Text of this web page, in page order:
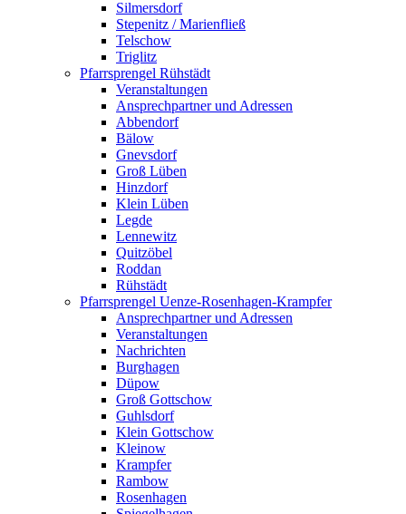
Silmersdorf
Stepenitz / Marienfließ
Telschow
Triglitz
Pfarrsprengel Rühstädt
Veranstaltungen
Ansprechpartner und Adressen
Abbendorf
Bälow
Gnevsdorf
Groß Lüben
Hinzdorf
Klein Lüben
Legde
Lennewitz
Quitzöbel
Roddan
Rühstädt
Pfarrsprengel Uenze-Rosenhagen-Krampfer
Ansprechpartner und Adressen
Veranstaltungen
Nachrichten
Burghagen
Düpow
Groß Gottschow
Guhlsdorf
Klein Gottschow
Kleinow
Krampfer
Rambow
Rosenhagen